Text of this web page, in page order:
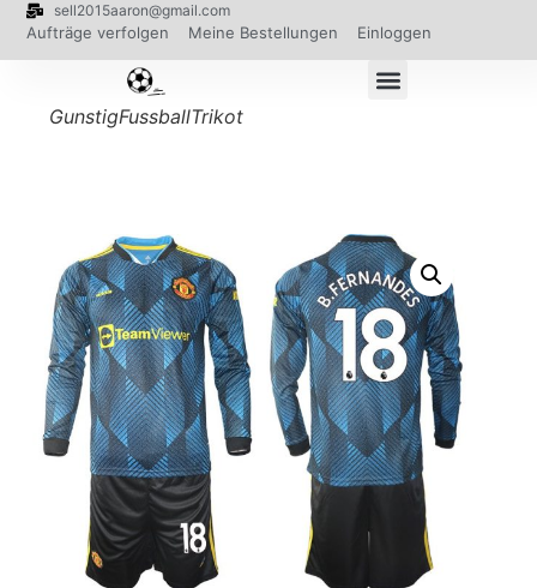
sell2015aaron@gmail.com
Aufträge verfolgen Meine Bestellungen Einloggen
GunstigFussballTrikot